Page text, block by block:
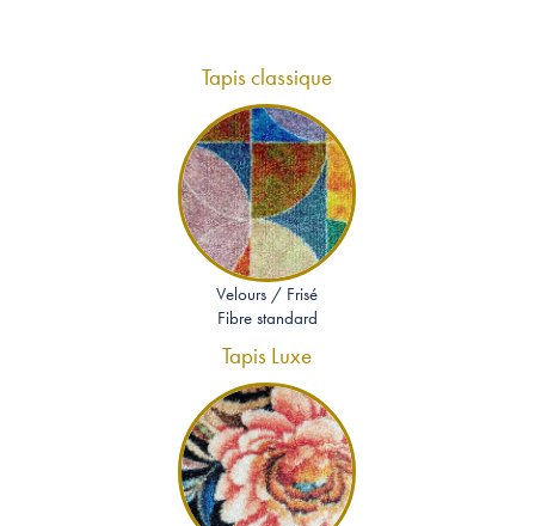
Tapis classique
Velours / Frisé
Fibre standard
Tapis Luxe